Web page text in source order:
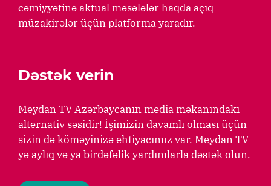
cəmiyyətinə aktual məsələlər haqda açıq
müzakirələr üçün platforma yaradır.
Dəstək verin
Meydan TV Azərbaycanın media məkanındakı
alternativ səsidir! İşimizin davamlı olması üçün
sizin də köməyinizə ehtiyacımız var. Meydan TV-
yə aylıq və ya birdəfəlik yardımlarla dəstək olun.